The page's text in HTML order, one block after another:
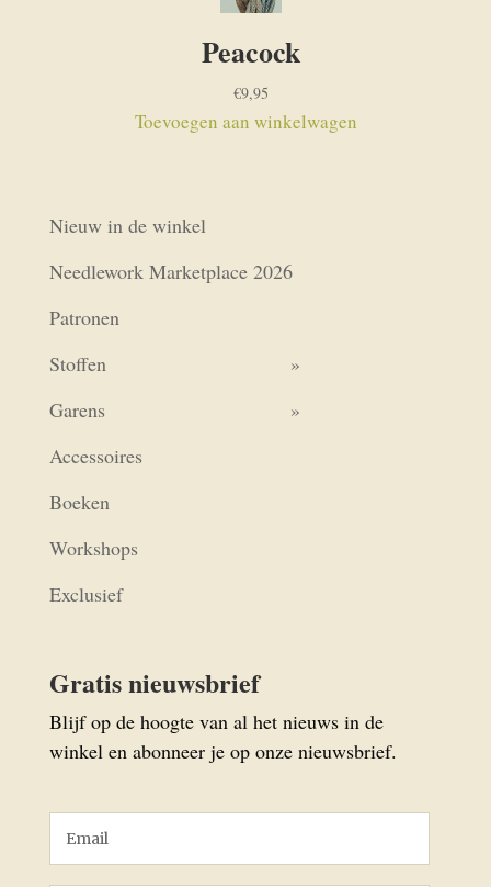
Peacock
€9,95
Toevoegen aan winkelwagen
Nieuw in de winkel
Needlework Marketplace 2026
Patronen
Stoffen
Garens
Accessoires
Boeken
Workshops
Exclusief
Gratis nieuwsbrief
Blijf op de hoogte van al het nieuws in de
winkel en abonneer je op onze nieuwsbrief.